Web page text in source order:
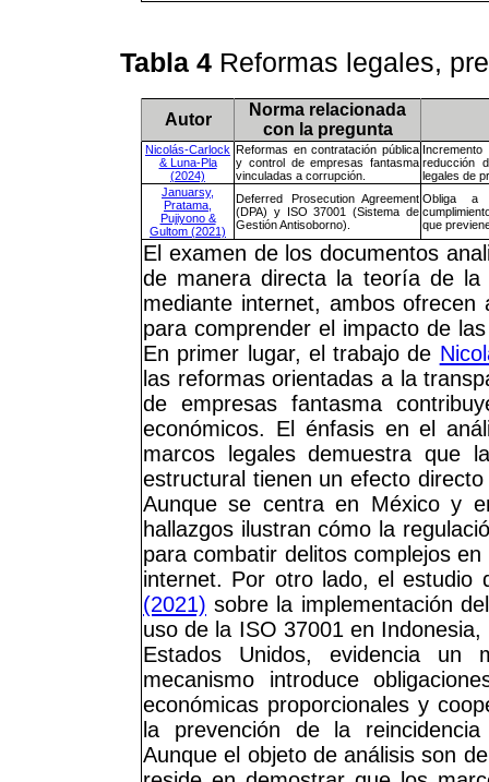
Tabla 4 Reformas legales,
Autor
Norma relacionada
con la pregunta
Nicolás-Carlock
& Luna-Pla
(2024)
Reformas en contratación pública
y control de empresas fantasma
vinculadas a corrupción.
reducción
legales de
Januarsy,
Pratama,
Pujiyono &
Gultom (2021)
Deferred Prosecution Agreement
(DPA) y ISO 37001 (Sistema de
Gestión Antisoborno).
Obliga a
que
El examen de los documentos
de manera directa la teoría de la
mediante internet, ambos ofrecen
para comprender el impacto de
En primer lugar, el trabajo de
las reformas orientadas a la
de empresas fantasma
económicos. El énfasis en el
marcos legales demuestra que
estructural tienen un efecto
Aunque se centra en México y
hallazgos ilustran cómo la
para combatir delitos complejos
internet. Por otro lado, el estudio
(2021) sobre la implementación
uso de la ISO 37001 en
Estados Unidos, evidencia un
mecanismo introduce
económicas proporcionales y
la prevención de la
Aunque el objeto de análisis son